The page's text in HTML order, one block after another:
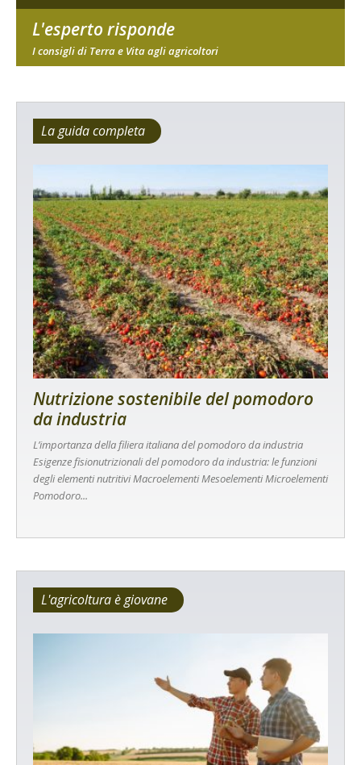
L'esperto risponde
I consigli di Terra e Vita agli agricoltori
La guida completa
Nutrizione sostenibile del pomodoro
da industria
L’importanza della filiera italiana del pomodoro da industria
Esigenze fisionutrizionali del pomodoro da industria: le funzioni
degli elementi nutritivi Macroelementi Mesoelementi Microelementi
Pomodoro...
L'agricoltura è giovane